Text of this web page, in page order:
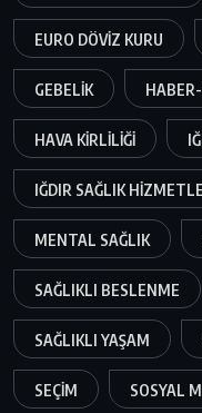
EURO DÖVIZ KURU
GEBELIK
HAVA KIRLILIĞI
IĞDIR SAĞLIK
MENTAL SAĞLIK
SAĞLIKLI BESLENME
SAĞLIKLI YAŞAM
SEÇIM SOSYAL